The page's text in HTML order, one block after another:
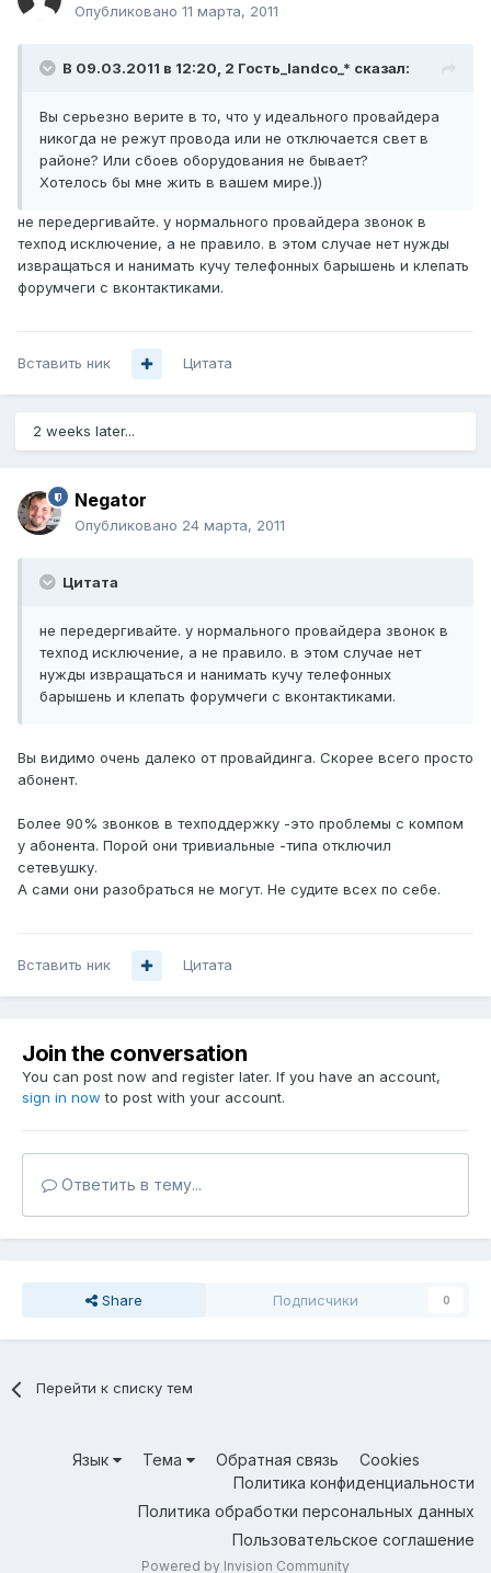
Опубликовано 11 марта, 2011
В 09.03.2011 в 12:20, 2 Гость_landco_* сказал:
Вы серьезно верите в то, что у идеального провайдера
никогда не режут провода или не отключается свет в
районе? Или сбоев оборудования не бывает?
Хотелось бы мне жить в вашем мире.))
не передергивайте. у нормального провайдера звонок в
техпод исключение, а не правило. в этом случае нет нужды
извращаться и нанимать кучу телефонных барышень и клепать
форумчеги с вконтактиками.
Вставить ник Цитата
2 weeks later...
Negator
Опубликовано 24 марта, 2011
Цитата
не передергивайте. у нормального провайдера звонок в
техпод исключение, а не правило. в этом случае нет
нужды извращаться и нанимать кучу телефонных
барышень и клепать форумчеги с вконтактиками.
Вы видимо очень далеко от провайдинга. Скорее всего просто
абонент.
Более 90% звонков в техподдержку -это проблемы с компом
у абонента. Порой они тривиальные -типа отключил
сетевушку.
А сами они разобраться не могут. Не судите всех по себе.
Вставить ник Цитата
Join the conversation
You can post now and register later. If you have an account,
sign in now to post with your account.
Ответить в тему...
Share Подписчики 0
Перейти к списку тем
Язык Тема Обратная связь
Cookies
Политика конфиденциальности
Политика обработки персональных данных
Пользовательское соглашение
Powered by Invision Community